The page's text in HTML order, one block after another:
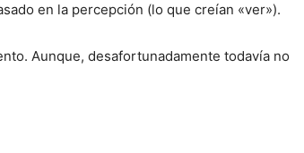
en la percepción (lo que creían «ver»).
Aunque, desafortunadamente todavía no